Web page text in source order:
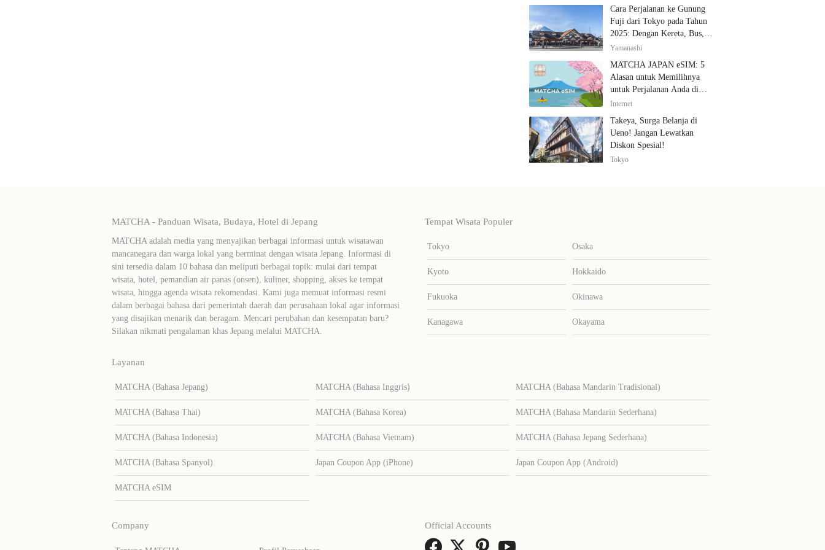
Cara Perjalanan ke Gunung
Fuji dari Tokyo pada Tahun
2025: Dengan Kereta, Bus,
dan Mobil
Yamanashi
MATCHA JAPAN eSIM: 5
Alasan untuk Memilihnya
untuk Perjalanan Anda di
Jepang
Internet
Takeya, Surga Belanja di
Ueno! Jangan Lewatkan
Diskon Spesial!
Tokyo
MATCHA - Panduan Wisata, Budaya, Hotel di Jepang
MATCHA adalah media yang menyajikan berbagai informasi untuk wisatawan
mancanegara dan warga lokal yang berminat dengan wisata Jepang. Informasi di
sini tersedia dalam 10 bahasa dan meliputi berbagai topik: mulai dari tempat
wisata, hotel, pemandian air panas (onsen), kuliner, shopping, akses ke tempat
wisata, hingga agenda wisata rekomendasi. Kami juga memuat informasi resmi
dalam berbagai bahasa dari pemerintah daerah dan perusahaan lokal agar informasi
yang disajikan menarik dan beragam. Mencari perubahan dan kesempatan baru?
Silakan nikmati pengalaman khas Jepang melalui MATCHA.
Tempat Wisata Populer
Tokyo Osaka
Kyoto Hokkaido
Fukuoka Okinawa
Kanagawa Okayama
Layanan
MATCHA (Bahasa Jepang) MATCHA (Bahasa Inggris) MATCHA (Bahasa Mandarin Tradisional)
MATCHA (Bahasa Thai) MATCHA (Bahasa Korea) MATCHA (Bahasa Mandarin Sederhana)
MATCHA (Bahasa Indonesia) MATCHA (Bahasa Vietnam) MATCHA (Bahasa Jepang Sederhana)
MATCHA (Bahasa Spanyol) Japan Coupon App (iPhone) Japan Coupon App (Android)
MATCHA eSIM
Company Official Accounts